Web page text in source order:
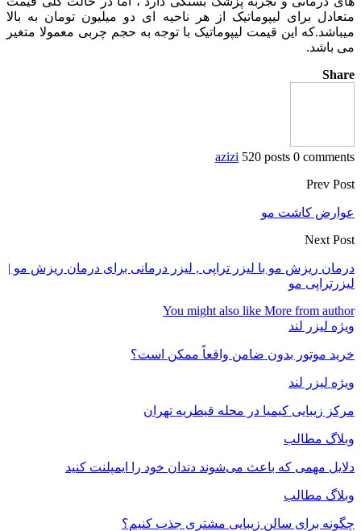
متعادل برای لیپوماتیک از هر ناحیه ای دو میلیون تومان به بالا
میباشد.که این قیمت لیپوماتیک با توجه به حجم چربی معمولا متغیر
می باشد.
Share
azizi 520 posts 0 comments
Prev Post
عوارض کاشت مو
Next Post
درمان ریزش مو با لیزر تراپی , لیزر درمانی برای درمان ریزش مو |
لیزرتراپی مو
You might also like More from author
ویژه لیزر لند
خرید موتور بدون ضامن واقعاً ممکن است؟
ویژه لیزر لند
مرکز زیبایی کیمیا در محله قیطریه تهران
وبلاگ مطالب
دلایل مهمی که باعث می‌شوند دندان خود را ایمپلنت کنید
وبلاگ مطالب
چگونه برای سالن زیبایی مشتری جذب کنیم؟